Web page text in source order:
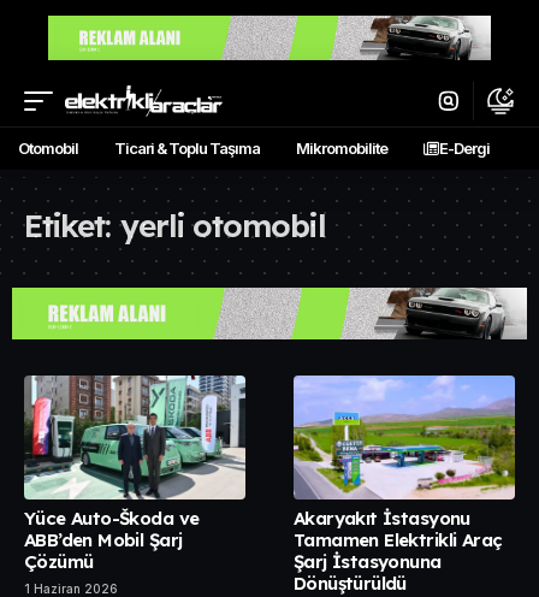
Otomobil Ticari & Toplu Taşıma Mikromobilite E-Dergi
Etiket:yerli otomobil
Yüce Auto-Škoda ve
ABB’den Mobil Şarj
Çözümü
1 Haziran 2026
Akaryakıt İstasyonu
Tamamen Elektrikli Araç
Şarj İstasyonuna
Dönüştürüldü